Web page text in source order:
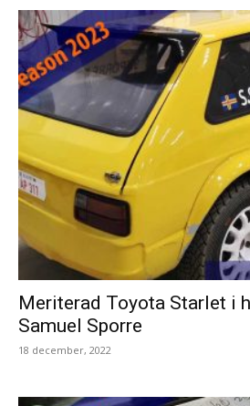
Meriterad Toyota Starlet i
Samuel Sporre
18 december, 2022